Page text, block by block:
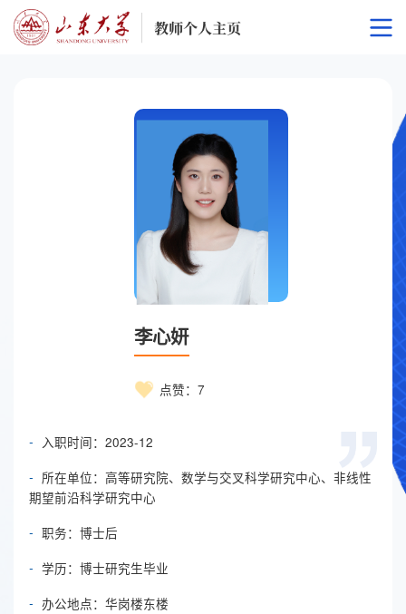
李心妍
点赞： 7
- 入职时间：2023-12
- 所在单位：高等研究院、数学与交叉科学研究中心、非线性
期望前沿科学研究中心
- 职务：博士后
- 学历：博士研究生毕业
- 办公地点：华岗楼东楼